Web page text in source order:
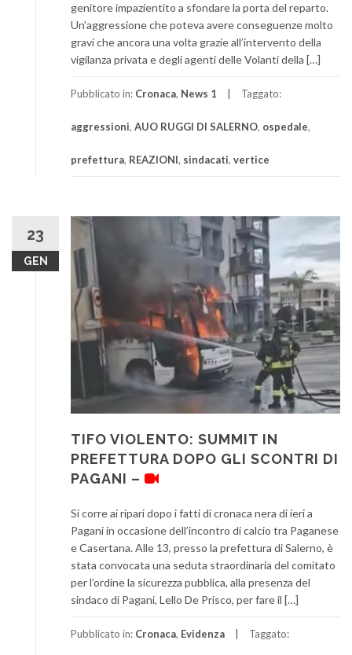
genitore impazientito a sfondare la porta del reparto.
Un’aggressione che poteva avere conseguenze molto
gravi che ancora una volta grazie all’intervento della
vigilanza privata e degli agenti delle Volanti della […]
Pubblicato in: Cronaca, News 1 Taggato:
aggressioni, AUO RUGGI DI SALERNO, ospedale,
prefettura, REAZIONI, sindacati, vertice
23
GEN
TIFO VIOLENTO: SUMMIT IN
PREFETTURA DOPO GLI SCONTRI DI
PAGANI –
Si corre ai ripari dopo i fatti di cronaca nera di ieri a
Pagani in occasione dell’incontro di calcio tra Paganese
e Casertana. Alle 13, presso la prefettura di Salerno, è
stata convocata una seduta straordinaria del comitato
per l’ordine la sicurezza pubblica, alla presenza del
sindaco di Pagani, Lello De Prisco, per fare il […]
Pubblicato in: Cronaca, Evidenza Taggato: